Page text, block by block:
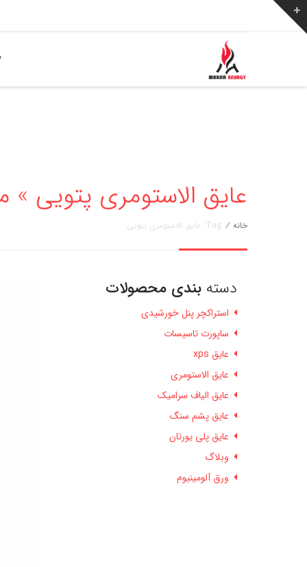
عایق الاستومری پتویی » مهار
خانه / Tag: عایق الاستومری پتویی
دسته بندی محصولات
استراکچر پنل خورشیدی
ساپورت تاسیسات
عایق xps
عایق الاستومری
عایق الیاف سرامیک
عایق پشم سنگ
عایق پلی یورتان
وبلاگ
ورق آلومینیوم